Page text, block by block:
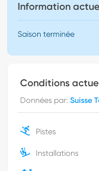
Information
Saison terminée
Conditions
Données par: Suisse
Pistes
Installations